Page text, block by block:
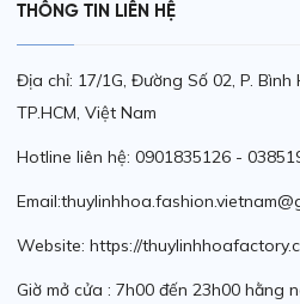
THÔNG TIN LIÊN HỆ
Địa chỉ: 17/1G, Đường Số 02, P. Bình
TP.HCM, Việt Nam
Hotline liên hệ: 0901835126 -
Website: https://
Giờ mở cửa : 7h00 đến 23h00 hằng